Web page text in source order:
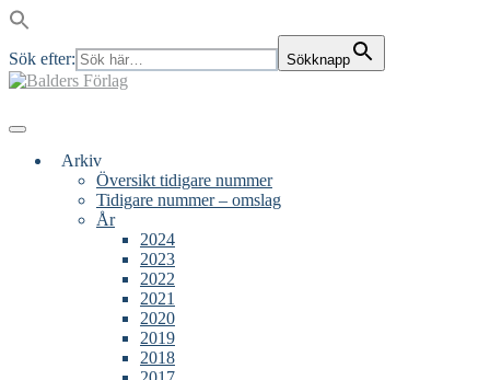
Sök efter: Sökknapp
Skip
Menu
Arkiv
Översikt tidigare nummer
Tidigare nummer – omslag
År
2024
2023
2022
2021
2020
2019
2018